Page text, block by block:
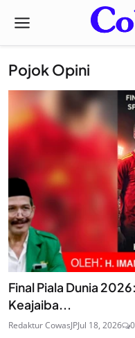
Pojok Opini
Final Piala Dunia
Keajaiba...
Redaktur CowasJPJul 18, 2026 0